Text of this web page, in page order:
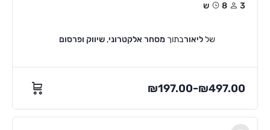
3 8ש
שלליאורבתוך מסחר אלקטרוני,שיווק ופרסום
₪197.00–₪497.00